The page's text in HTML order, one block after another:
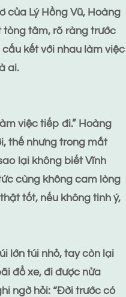
của Lý Hồng Vũ, Hoàng
tòng tâm, rõ ràng trước
kết với nhau làm việc
ai.
việc tiếp đi.” Hoàng
thế nhưng trong mắt
lại không biết Vĩnh
cùng không cam lòng
tốt, nếu không tinh ý,
lớn túi nhỏ, tay còn lại
đổ xe, đi được nửa
ngờ hỏi: “Đời trước có